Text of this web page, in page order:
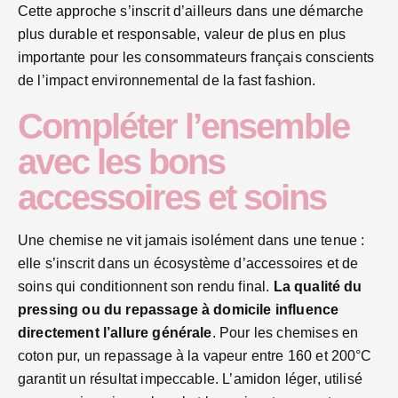
Cette approche s’inscrit d’ailleurs dans une démarche
plus durable et responsable, valeur de plus en plus
importante pour les consommateurs français conscients
de l’impact environnemental de la fast fashion.
Compléter l’ensemble
avec les bons
accessoires et soins
Une chemise ne vit jamais isolément dans une tenue :
elle s’inscrit dans un écosystème d’accessoires et de
soins qui conditionnent son rendu final. La qualité du
pressing ou du repassage à domicile influence
directement l’allure générale. Pour les chemises en
coton pur, un repassage à la vapeur entre 160 et 200°C
garantit un résultat impeccable. L’amidon léger, utilisé